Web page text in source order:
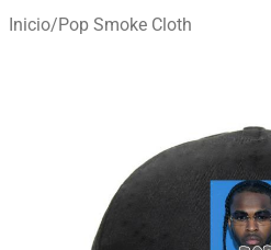
Inicio/Pop Smoke Cloth